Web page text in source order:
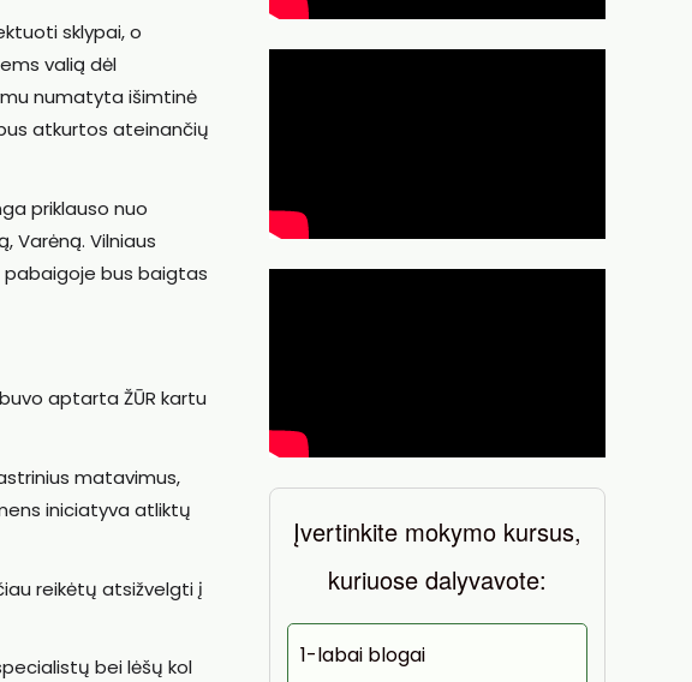
sklypai, o
valią dėl
numatyta išimtinė
atkurtos ateinančių
priklauso nuo
Varėną. Vilniaus
pabaigoje bus baigtas
aptarta ŽŪR kartu
matavimus,
iniciatyva atliktų
reikėtų atsižvelgti į
bei lėšų kol
Įvertinkite mokymo kursus,
kuriuose dalyvavote:
1-labai blogai